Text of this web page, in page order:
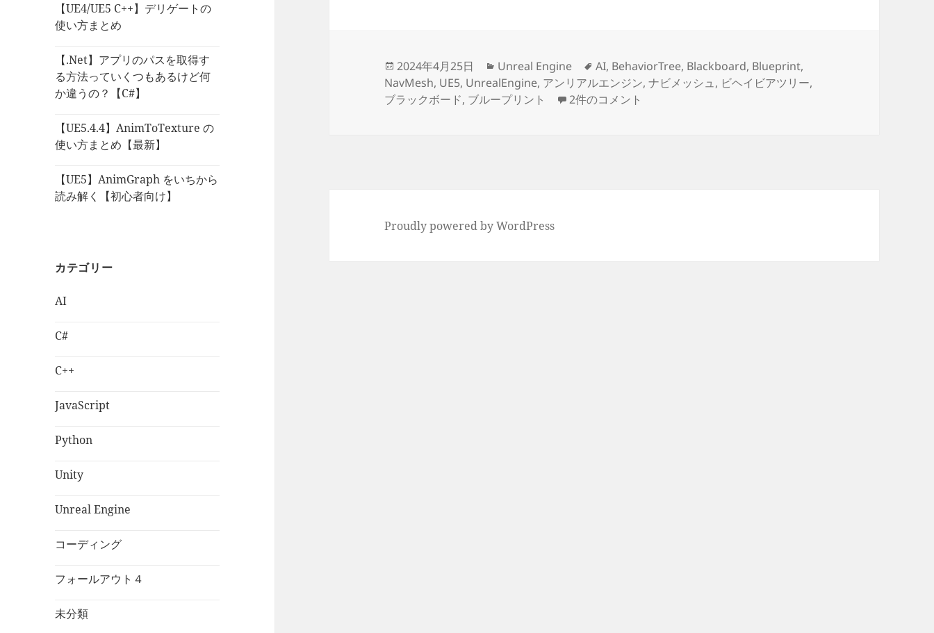
【UE4/UE5 C++】デリゲートの
使い方まとめ
【.Net】アプリのパスを取得す
る方法っていくつもあるけど何
か違うの？【C#】
【UE5.4.4】AnimToTexture の
使い方まとめ【最新】
【UE5】AnimGraph をいちから
読み解く【初心者向け】
カテゴリー
AI
C#
C++
JavaScript
Python
Unity
Unreal Engine
コーディング
フォールアウト４
未分類
投
稿
日:
2024年4月25日
カ
テ
ゴ
Unreal Engine
タ
グ
AI, BehaviorTree, Blackboard, Blueprint,
NavMesh, UE5, UnrealEngine, アンリアルエンジン,ナビメッシュ, ビヘイビアツリー,
ブラックボード, ブループリント 【UE5】プレイヤーを追いかける最小のAI への
2件のコメント
Proudly powered by WordPress